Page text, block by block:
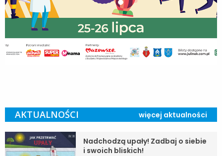
AKTUALNOŚCI więcej aktualności
Nadchodzą upały! Zadbaj o siebie
i swoich bliskich!